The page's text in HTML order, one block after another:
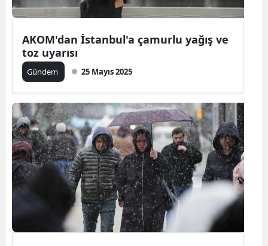
AKOM'dan İstanbul'a çamurlu yağış ve
toz uyarısı
Gündem 25 Mayıs 2025